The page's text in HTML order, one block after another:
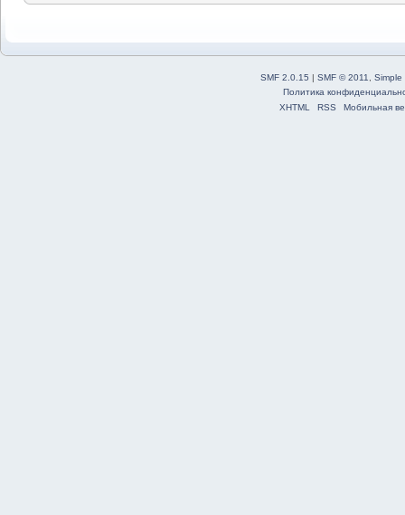
SMF 2.0.15 | SMF © 2011
Simple
Политика
XHTML
RSS Мобильная